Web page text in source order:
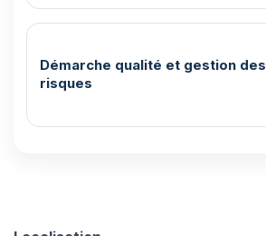
Démarche qualité et gestion des
risques